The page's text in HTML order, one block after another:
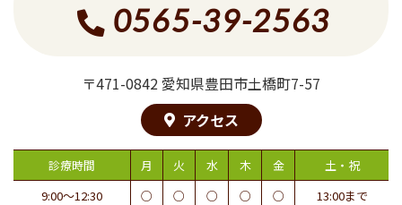
0565-39-2563
〒471-0842 愛知県豊田市土橋町7-57
アクセス
診療時間 月 火 水 木 金
土・祝
9:00〜12:30
○ ○ ○ ○ ○
13:00まで